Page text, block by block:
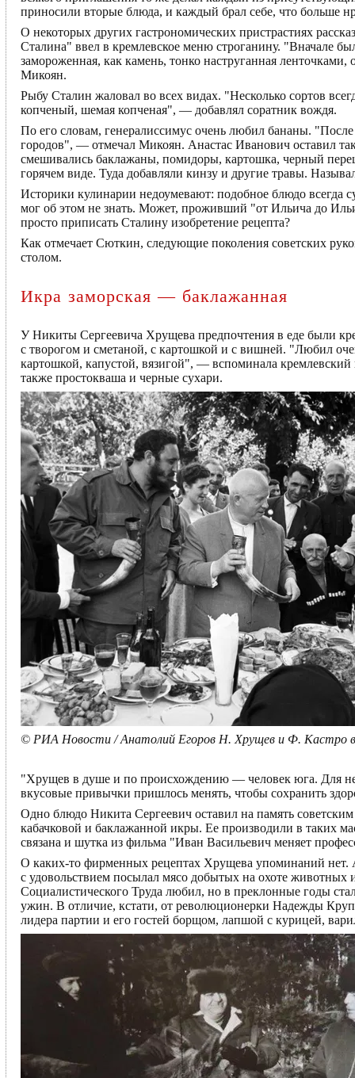
приносили вторые блюда, и каждый брал себе, что больше
О некоторых других гастрономических пристрастиях
Сталина" ввел в кремлевское меню строганину. "Вначале
замороженная, как камень, тонко наструганная
Микоян.
Рыбу Сталин жаловал во всех видах. "Несколько сортов
копченый, шемая копченая", — добавлял соратник вождя.
По его словам, генералиссимус очень любил бананы.
городов", — отмечал Микоян. Анастас Иванович оставил
смешивались баклажаны, помидоры, картошка, черный
горячем виде. Туда добавляли кинзу и другие травы.
Историки кулинарии недоумевают: подобное блюдо всегда
мог об этом не знать. Может, проживший "от Ильича до
просто приписать Сталину изобретение рецепта?
Как отмечает Сюткин, следующие поколения советских
столом.
Икра заморская — баклажанная
У Никиты Сергеевича Хрущева предпочтения в еде были
с творогом и сметаной, с картошкой и с вишней. "Любил
картошкой, капустой, вязигой", — вспоминала
также простокваша и черные сухари.
© РИА Новости / Анатолий Егоров Н. Хрущев и Ф. Кастро в
"Хрущев в душе и по происхождению — человек юга. Для
вкусовые привычки пришлось менять, чтобы сохранить
Одно блюдо Никита Сергеевич оставил на память
кабачковой и баклажанной икры. Ее производили в таких
связана и шутка из фильма "Иван Васильевич меняет
О каких-то фирменных рецептах Хрущева упоминаний
с удовольствием посылал мясо добытых на охоте
Социалистического Труда любил, но в преклонные годы
ужин. В отличие, кстати, от революционерки Надежды
лидера партии и его гостей борщом, лапшой с курицей,